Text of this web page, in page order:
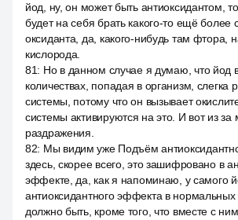
йод, ну, он может быть антиоксидантом,
будет на себя брать какого-то ещё более
оксиданта, да, какого-нибудь там фтора,
кислорода.
81: Но в данном случае я думаю, что йод
количествах, попадая в организм, слегка
системы, потому что он вызывает
системы активируются на это. И вот из за
раздражения.
82: Мы видим уже Подъём
здесь, скорее всего, это зашифровано в
эффекте, да, как я напоминаю, у самого
антиоксидантного эффекта в нормальных
должно быть, кроме того, что вместе с